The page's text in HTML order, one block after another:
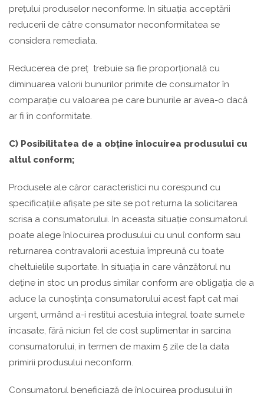
prețului produselor neconforme. In situația acceptării
reducerii de către consumator neconformitatea se
considera remediata.
Reducerea de preț trebuie sa fie proporțională cu
diminuarea valorii bunurilor primite de consumator în
comparație cu valoarea pe care bunurile ar avea-o dacă
ar fi în conformitate.
C) Posibilitatea de a obține înlocuirea produsului cu
altul conform;
Produsele ale căror caracteristici nu corespund cu
specificațiile afișate pe site se pot returna la solicitarea
scrisa a consumatorului. In aceasta situație consumatorul
poate alege înlocuirea produsului cu unul conform sau
returnarea contravalorii acestuia împreună cu toate
cheltuielile suportate. In situația in care vânzătorul nu
deține in stoc un produs similar conform are obligația de a
aduce la cunoștința consumatorului acest fapt cat mai
urgent, urmând a-i restitui acestuia integral toate sumele
încasate, fără niciun fel de cost suplimentar in sarcina
consumatorului, in termen de maxim 5 zile de la data
primirii produsului neconform.
Consumatorul beneficiază de înlocuirea produsului în